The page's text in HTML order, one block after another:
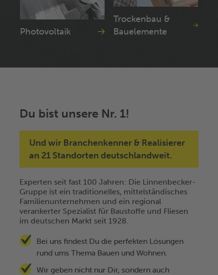
Photovoltaik
Trockenbau &
Bauelemente
Du bist unsere Nr. 1!
Und wir Branchenkenner & Realisierer
an 21 Standorten deutschlandweit.
Experten seit fast 100 Jahren: Die Linnenbecker-
Gruppe ist ein traditionelles, mittelständisches
Familienunternehmen und ein regional
verankerter Spezialist für Baustoffe und Fliesen
im deutschen Markt seit 1928.
Bei uns findest Du die perfekten Lösungen
rund ums Thema Bauen und Wohnen.
Wir geben nicht nur Dir, sondern auch